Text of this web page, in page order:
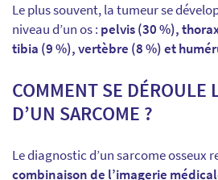
Le plus souvent, la tumeur se
niveau d’un os : pelvis (30 %),
tibia (9 %), vertèbre (8 %) et
COMMENT SE DÉROULE
D’UN SARCOME ?
Le diagnostic d’un sarcome osseux
combinaison de l’imagerie